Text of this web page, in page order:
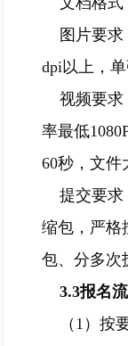
图片要求
dpi以上，
视频要求
率最低
60秒，文件
提交要求
缩包，严格
包、分多次
3.3报名
（1）按